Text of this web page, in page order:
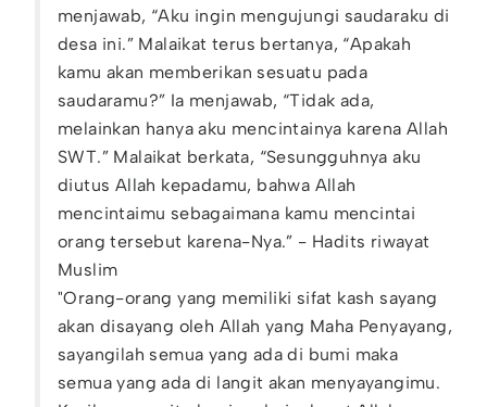
menjawab, “Aku ingin mengujungi saudaraku di
desa ini.” Malaikat terus bertanya, “Apakah
kamu akan memberikan sesuatu pada
saudaramu?” Ia menjawab, “Tidak ada,
melainkan hanya aku mencintainya karena Allah
SWT.” Malaikat berkata, “Sesungguhnya aku
diutus Allah kepadamu, bahwa Allah
mencintaimu sebagaimana kamu mencintai
orang tersebut karena-Nya.” - Hadits riwayat
Muslim
"Orang-orang yang memiliki sifat kash sayang
akan disayang oleh Allah yang Maha Penyayang,
sayangilah semua yang ada di bumi maka
semua yang ada di langit akan menyayangimu.